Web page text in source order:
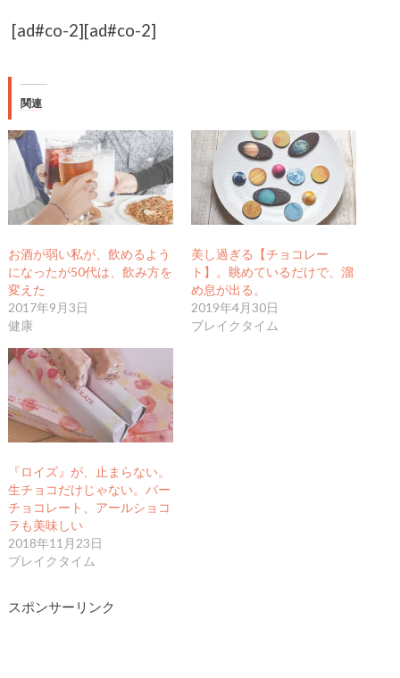
[ad#co-2][ad#co-2]
関連
お酒が弱い私が、飲めるよう
になったが50代は、飲み方を
変えた
2017年9月3日
健康
美し過ぎる【チョコレー
ト】。眺めているだけで、溜
め息が出る。
2019年4月30日
ブレイクタイム
『ロイズ』が、止まらない。
生チョコだけじゃない。バー
チョコレート、アールショコ
ラも美味しい
2018年11月23日
ブレイクタイム
スポンサーリンク